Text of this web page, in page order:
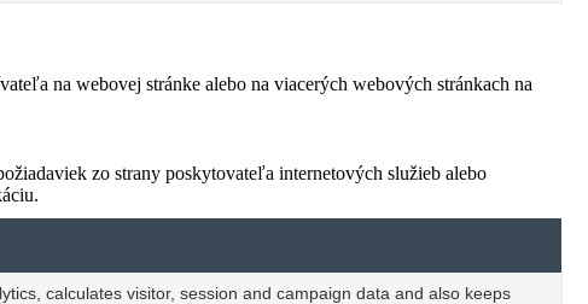
na webovej stránke alebo na viacerých webových stránkach na
zo strany poskytovateľa internetových služieb alebo
calculates visitor, session and campaign data and also keeps